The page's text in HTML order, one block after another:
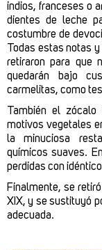
indios, franceses o
dientes de leche
costumbre de
Todas estas notas
retiraron para que
quedarán bajo
carmelitas, como
También el
motivos vegetales
la minuciosa
químicos suaves.
perdidas con
Finalmente, se
XIX, y se sustituyó
adecuada.